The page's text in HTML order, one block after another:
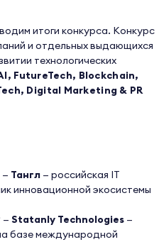
итоги конкурса. Конкурс
и отдельных выдающихся
технологических
FutureTech, Blockchain,
Digital Marketing & PR
— Тангл — российская IT
инновационной экосистемы
— Statanly Technologies —
базе международной